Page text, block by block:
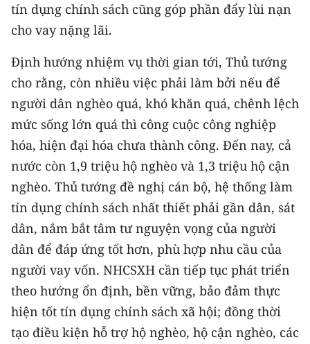
TIN MỚI
TIN ĐỊA PHƯƠNG
Trung du và miền núi phía Bắc
Đồng bằng sông Hồng
Bắc Trung Bộ
Duyên hải Nam Trung Bộ và Tây
Nguyên
Đông Nam Bộ
Đồng bằng sông Cửu Long
Chuyên trang Hà Nội
Chuyên trang TP. Hồ Chí Minh
tín dụng chính sách cũng góp phần đẩy lùi nạn
cho vay nặng lãi.
Định hướng nhiệm vụ thời gian tới, Thủ tướng
cho rằng, còn nhiều việc phải làm bởi nếu để
người dân nghèo quá, khó khăn quá, chênh lệch
mức sống lớn quá thì công cuộc công nghiệp
hóa, hiện đại hóa chưa thành công. Đến nay, cả
nước còn 1,9 triệu hộ nghèo và 1,3 triệu hộ cận
nghèo. Thủ tướng đề nghị cán bộ, hệ thống làm
tín dụng chính sách nhất thiết phải gần dân, sát
dân, nắm bắt tâm tư nguyện vọng của người
dân để đáp ứng tốt hơn, phù hợp nhu cầu của
người vay vốn. NHCSXH cần tiếp tục phát triển
theo hướng ổn định, bền vững, bảo đảm thực
hiện tốt tín dụng chính sách xã hội; đồng thời
tạo điều kiện hỗ trợ hộ nghèo, hộ cận nghèo, các